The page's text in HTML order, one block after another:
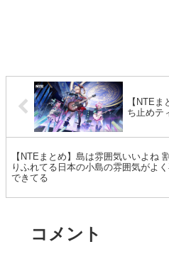
【NTE
ち止めテ
【NTEまとめ】島は雰囲気いいよね
りふれてる日本の小島の雰囲気がよ
できてる
コメント